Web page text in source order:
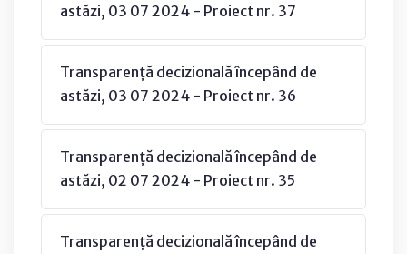
astăzi, 03 07 2024 - Proiect nr. 37
Transparență decizională începând de
astăzi, 03 07 2024 - Proiect nr. 36
Transparență decizională începând de
astăzi, 02 07 2024 - Proiect nr. 35
Transparență decizională începând de